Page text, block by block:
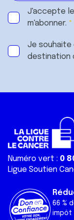
J'accepte
m'abonner.
Je souhaite
destination
Numéro vert : 0
Ligue Soutien
66 %
impôt